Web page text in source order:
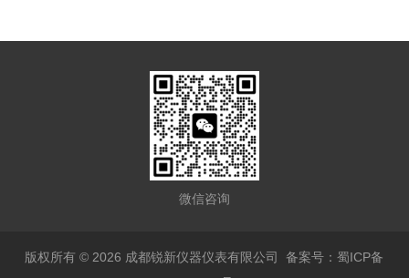
微信咨询
版权所有 © 2026 成都锐新仪器仪表有限公司备案号：蜀ICP备